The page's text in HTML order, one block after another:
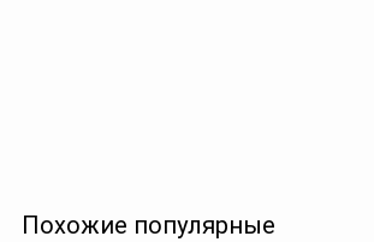
Похожие популярные